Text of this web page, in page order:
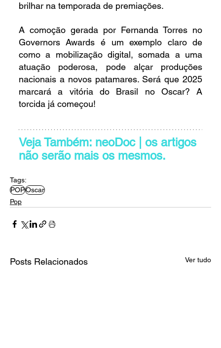
brilhar na temporada de premiações.
A comoção gerada por Fernanda Torres no
Governors Awards é um exemplo claro de
como a mobilização digital, somada a uma
atuação poderosa, pode alçar produções
nacionais a novos patamares. Será que 2025
marcará a vitória do Brasil no Oscar? A
torcida já começou!
Veja Também: neoDoc | os artigos
não serão mais os mesmos.
Tags:
POPOscar
Pop
Posts Relacionados Ver tudo